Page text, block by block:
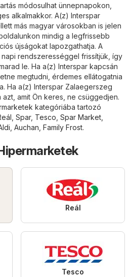
módosulhat ünnepnapokon,
alkalmakkor. A(z) Interspar
más magyar városokban is jelen
mindig a legfrissebb
újságokat lapozgathatja. A
rendszerességgel frissítjük, így
le. Ha a(z) Interspar kapcsán
megtudni, érdemes ellátogatnia
Ha a(z) Interspar Zalaegerszeg
amit Ön keres, ne csüggedjen.
kategóriába tartozó
Spar, Tesco Spar Market
Auchan Family Frost.
Reál
Tesco